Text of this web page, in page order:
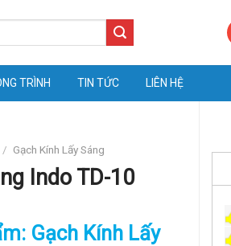
TRÌNH TIN TỨC LIÊN HỆ
/ Gạch Kính Lấy Sáng
Indo TD-10
Gạch Kính Lấy